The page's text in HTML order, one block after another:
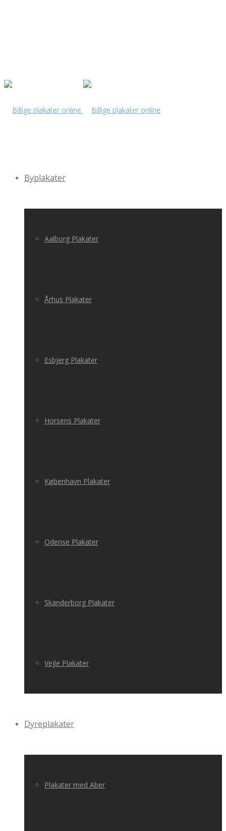
Byplakater
Aalborg Plakater
Århus Plakater
Esbjerg Plakater
Horsens Plakater
København Plakater
Odense Plakater
Skanderborg Plakater
Vejle Plakater
Dyreplakater
Plakater med Aber